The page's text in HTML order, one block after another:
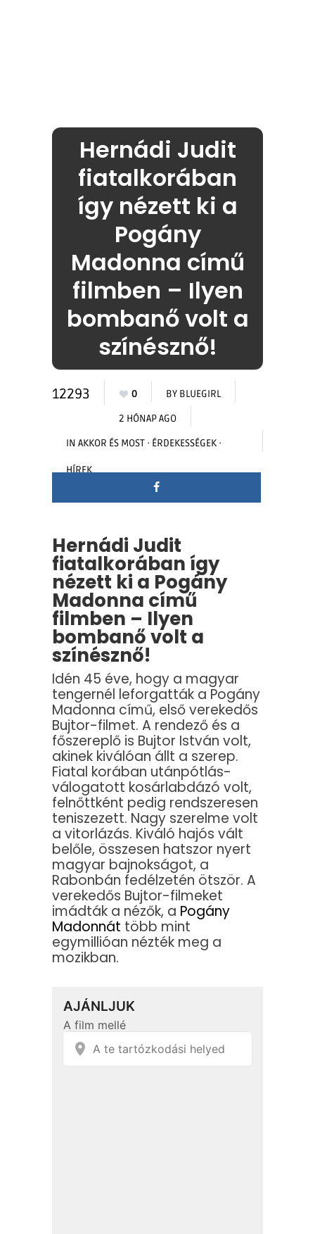
Hernádi Judit
fiatalkorában
így nézett ki a
Pogány
Madonna című
filmben – Ilyen
bombanő volt a
színésznő!
12293 0 BY BLUEGIRL
2 HÓNAP AGO
IN AKKOR ÉS MOST · ÉRDEKESSÉGEK ·
HÍREK
Hernádi Judit
fiatalkorában így
nézett ki a Pogány
Madonna című
filmben – Ilyen
bombanő volt a
színésznő!
Idén 45 éve, hogy a magyar
tengernél leforgatták a Pogány
Madonna című, első verekedős
Bujtor-filmet. A rendező és a
főszereplő is Bujtor István volt,
akinek kiválóan állt a szerep.
Fiatal korában utánpótlás-
válogatott kosárlabdázó volt,
felnőttként pedig rendszeresen
teniszezett. Nagy szerelme volt
a vitorlázás. Kiváló hajós vált
belőle, összesen hatszor nyert
magyar bajnokságot, a
Rabonbán fedélzetén ötször. A
verekedős Bujtor-filmeket
imádták a nézők, a Pogány
Madonnát több mint
egymillióan nézték meg a
mozikban.